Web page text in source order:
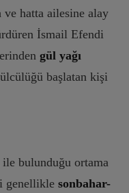
hatta ailesine alay
İsmail Efendi
gül yağı
başlatan kişi
ile bulunduğu ortama
genellikle sonbahar-